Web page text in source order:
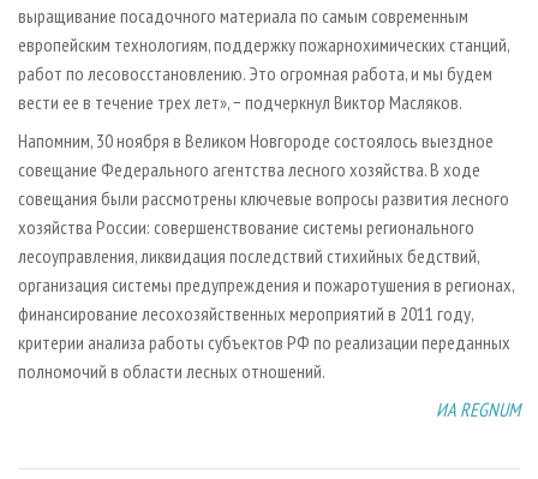
выращивание посадочного материала по самым современным
европейским технологиям, поддержку пожарнохимических станций,
работ по лесовосстановлению. Это огромная работа, и мы будем
вести ее в течение трех лет», − подчеркнул Виктор Масляков.
Напомним, 30 ноября в Великом Новгороде состоялось выездное
совещание Федерального агентства лесного хозяйства. В ходе
совещания были рассмотрены ключевые вопросы развития лесного
хозяйства России: совершенствование системы регионального
лесоуправления, ликвидация последствий стихийных бедствий,
организация системы предупреждения и пожаротушения в регионах,
финансирование лесохозяйственных мероприятий в 2011 году,
критерии анализа работы субъектов РФ по реализации переданных
полномочий в области лесных отношений.
ИА REGNUM